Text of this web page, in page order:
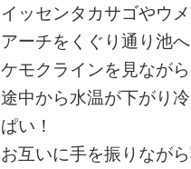
イッセンタカサゴやウ
アーチをくぐり通り池へ
ケモクラインを見なが
途中から水温が下がり
ぱい！
お互いに手を振りなが